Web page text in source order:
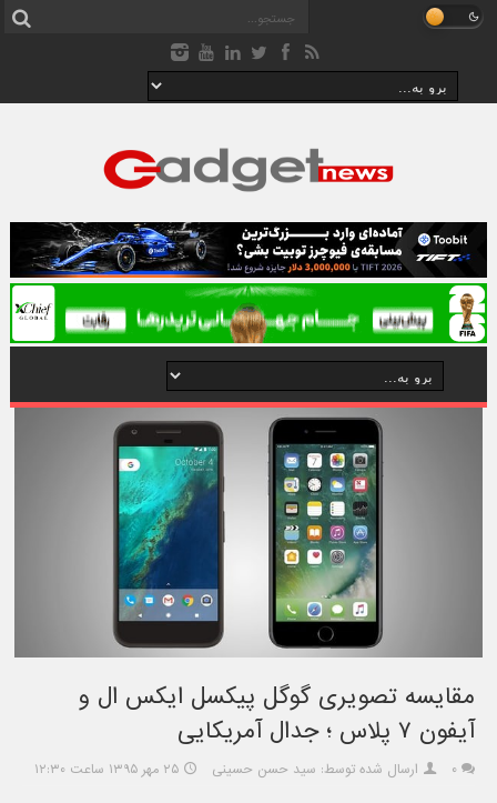
مقایسه تصویری گوگل پیکسل ایکس ال و
آیفون ۷ پلاس ؛ جدال آمریکایی
۰ ارسال شده توسط: سید حسن حسینی ۲۵ مهر ۱۳۹۵ ساعت ۱۲:۳۰